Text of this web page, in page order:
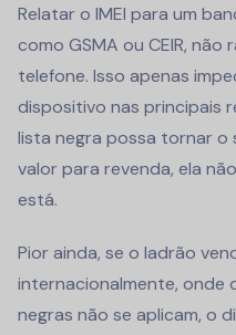
Relatar o IMEI para um
como GSMA ou CEIR,
telefone. Isso apenas
dispositivo nas principais
lista negra possa tornar o
valor para revenda, ela
está.
Pior ainda, se o ladrão
internacionalmente, onde
negras não se aplicam, o